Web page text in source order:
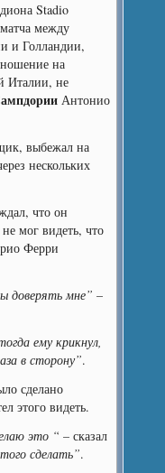
Stadio
между
и Голландии,
на
Италии, не
Антонио
выбежал на
нескольких
что он
мог видеть, что
Ферри
доверять мне” –
ему крикнул,
в сторону”.
сделано
этого видеть.
это “ – сказал
сделать”.